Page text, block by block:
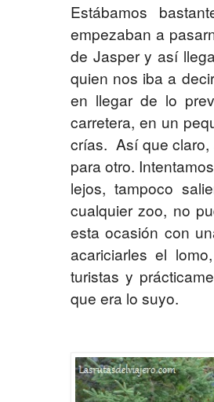
Estábamos
empezaban a
de Jasper y así
quien nos iba a
en llegar de lo
carretera, en un
crías. Así que claro,
para otro.
lejos, tampoco
cualquier zoo, no
esta ocasión con
acariciarles el
turistas y
que era lo suyo.